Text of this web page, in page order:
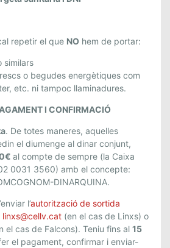
repetir el que NO hem de portar:
similars
o begudes energètiques com
etc. ni tampoc llaminadures.
I CONFIRMACIÓ
. De totes maneres, aquelles
el diumenge al dinar conjunt,
al compte de sempre (la Caixa
0031 3560) amb el concepte:
DINARQUINA.
l’autorització de sortida
linxs@cellv.cat (en el cas de Linxs) o
el cas de Falcons). Teniu fins al 15
el pagament, confirmar i enviar-